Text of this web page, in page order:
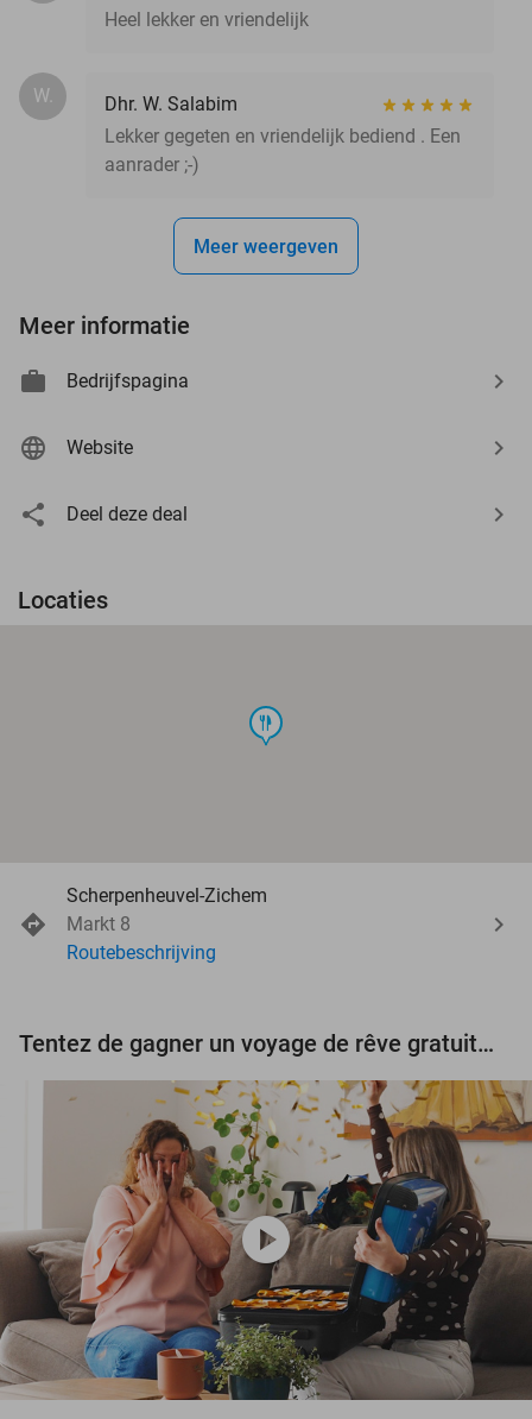
Heel lekker en vriendelijk
W.
Dhr. W. Salabim
Lekker gegeten en vriendelijk bediend . Een
aanrader ;-)
Meer weergeven
Meer informatie
Bedrijfspagina
Website
Deel deze deal
Locaties
food
Scherpenheuvel-Zichem
Markt 8
Routebeschrijving
Tentez de gagner un voyage de rêve gratuit d'une valeur de 3.000 € !
play_circle